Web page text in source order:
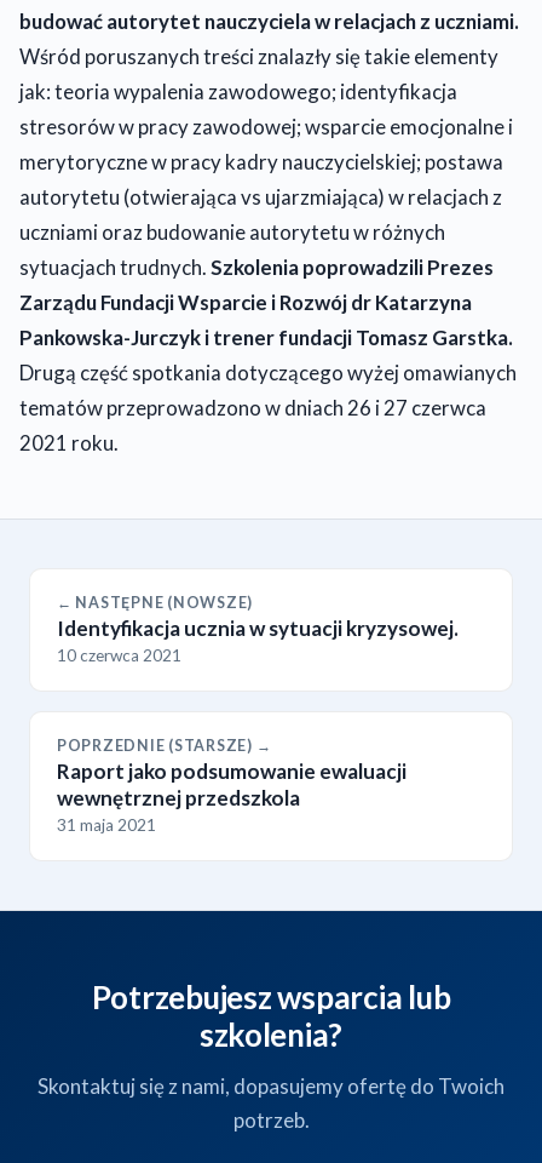
budować autorytet nauczyciela w relacjach z uczniami.
Wśród poruszanych treści znalazły się takie elementy
jak: teoria wypalenia zawodowego; identyfikacja
stresorów w pracy zawodowej; wsparcie emocjonalne i
merytoryczne w pracy kadry nauczycielskiej; postawa
autorytetu (otwierająca vs ujarzmiająca) w relacjach z
uczniami oraz budowanie autorytetu w różnych
sytuacjach trudnych.Szkolenia poprowadzili Prezes
Zarządu Fundacji Wsparcie i Rozwój dr Katarzyna
Pankowska-Jurczyk i trener fundacji Tomasz Garstka.
Drugą część spotkania dotyczącego wyżej omawianych
tematów przeprowadzono w dniach 26 i 27 czerwca
2021 roku.
← NASTĘPNE (NOWSZE)
Identyfikacja ucznia w sytuacji kryzysowej.
10 czerwca 2021
POPRZEDNIE (STARSZE) →
Raport jako podsumowanie ewaluacji
wewnętrznej przedszkola
31 maja 2021
Potrzebujesz wsparcia lub
szkolenia?
Skontaktuj się z nami, dopasujemy ofertę do Twoich
potrzeb.